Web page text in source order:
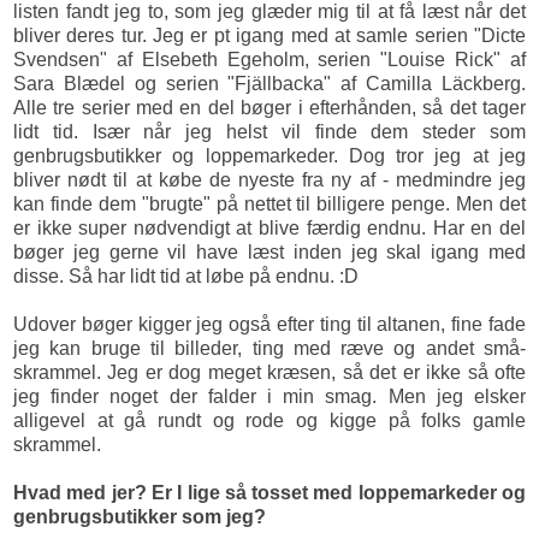
listen fandt jeg to, som jeg glæder mig til at få læst når det
bliver deres tur. Jeg er pt igang med at samle serien "Dicte
Svendsen" af Elsebeth Egeholm, serien "Louise Rick" af
Sara Blædel og serien "Fjällbacka" af Camilla Läckberg.
Alle tre serier med en del bøger i efterhånden, så det tager
lidt tid. Især når jeg helst vil finde dem steder som
genbrugsbutikker og loppemarkeder. Dog tror jeg at jeg
bliver nødt til at købe de nyeste fra ny af - medmindre jeg
kan finde dem "brugte" på nettet til billigere penge. Men det
er ikke super nødvendigt at blive færdig endnu. Har en del
bøger jeg gerne vil have læst inden jeg skal igang med
disse. Så har lidt tid at løbe på endnu. :D
Udover bøger kigger jeg også efter ting til altanen, fine fade
jeg kan bruge til billeder, ting med ræve og andet små-
skrammel. Jeg er dog meget kræsen, så det er ikke så ofte
jeg finder noget der falder i min smag. Men jeg elsker
alligevel at gå rundt og rode og kigge på folks gamle
skrammel.
Hvad med jer? Er I lige så tosset med loppemarkeder og
genbrugsbutikker som jeg?